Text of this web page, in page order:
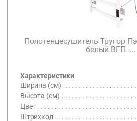
Полотенцесушитель Тругор
белый ВГП -...
Характеристики
Ширина (см)
Высота (см)
Цвет
Штрихкод